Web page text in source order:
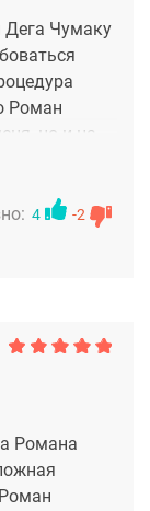
Дега Чумаку
Роман
но и на
быть
4 -2
Романа